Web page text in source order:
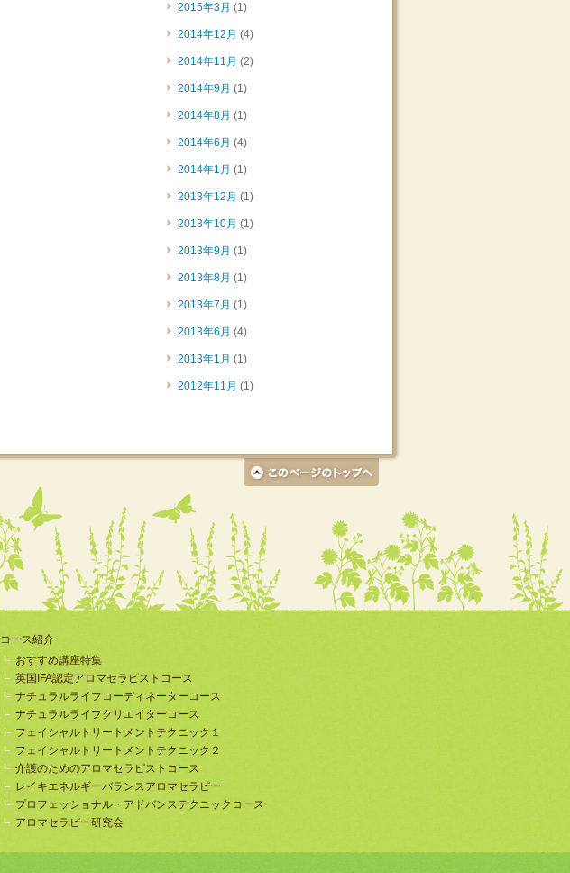
2015年3月 (1)
2014年12月 (4)
2014年11月 (2)
2014年9月 (1)
2014年8月 (1)
2014年6月 (4)
2014年1月 (1)
2013年12月 (1)
2013年10月 (1)
2013年9月 (1)
2013年8月 (1)
2013年7月 (1)
2013年6月 (4)
2013年1月 (1)
2012年11月 (1)
コース紹介
おすすめ講座特集
英国IFA認定アロマセラピストコース
ナチュラルライフコーディネーターコース
ナチュラルライフクリエイターコース
フェイシャルトリートメントテクニック１
フェイシャルトリートメントテクニック２
介護のためのアロマセラピストコース
レイキエネルギーバランスアロマセラピー
プロフェッショナル・アドバンステクニックコース
アロマセラピー研究会